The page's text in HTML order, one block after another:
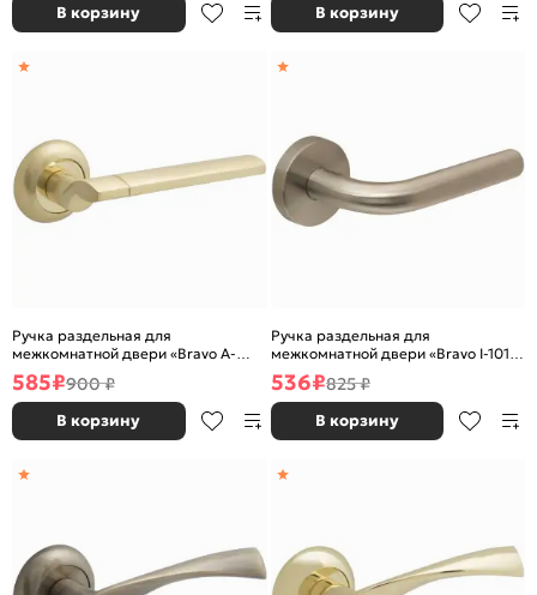
В корзину В корзину
Ручка раздельная для
межкомнатной двери «Bravo A-
492» МатЗолото
585₽900 ₽
В корзину
Ручка раздельная для
межкомнатной двери «Bravo I-101»
INOX
536₽825 ₽
В корзину